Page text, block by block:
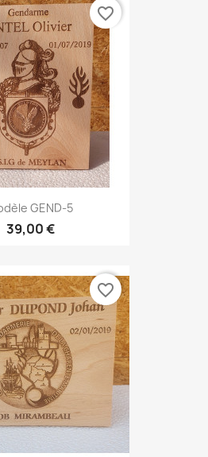
GEND-5
39,00 €
favorite_border
favorite_border